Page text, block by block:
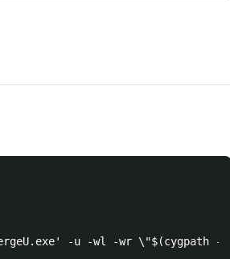
-u -wl -wr \"$(cygpath